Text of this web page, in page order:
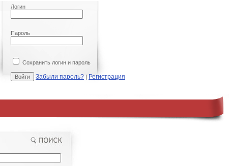
Логин
Пароль
Сохранить логин и пароль
Забыли пароль? | Регистрация